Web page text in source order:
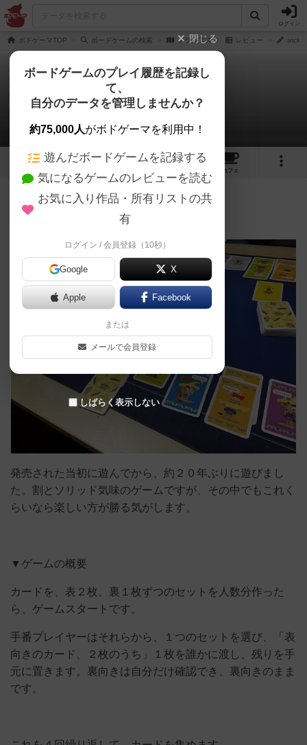
ログイン
ボドゲーマTOP ボードゲームの検索 グラシアス レビュー atckt
グラシアス
atcktさんのレビュー
2 4
カフェ
96名 2名 0 5ヶ月前
発売された当初に遊んでから、約２０年ぶりに遊びまし
た。割とソリッド気味のゲームですが、その中でもこれく
らいなら楽しい方が勝る気がします。
▼ゲームの概要
カードを、表２枚、裏１枚ずつのセットを人数分作った
ら、ゲームスタートです。
手番プレイヤーはそれらから、１つのセットを選び、「表
向きのカード、２枚のうち」１枚を誰かに渡し、残りを手
元に置きます。裏向きは自分だけ確認でき、裏向きのまま
です。
閉じる
ボードゲームのプレイ履歴を記録し
て、
自分のデータを管理しませんか？
約75,000人がボドゲーマを利用中！
遊んだボードゲームを記録する
気になるゲームのレビューを読む
お気に入り作品・所有リストの共
有
ログイン / 会員登録（10秒）
Google X
Apple Facebook
または
メールで会員登録
しばらく表示しない